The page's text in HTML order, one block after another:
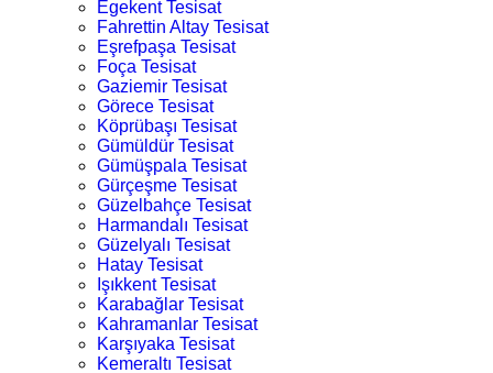
Egekent Tesisat
Fahrettin Altay Tesisat
Eşrefpaşa Tesisat
Foça Tesisat
Gaziemir Tesisat
Görece Tesisat
Köprübaşı Tesisat
Gümüldür Tesisat
Gümüşpala Tesisat
Gürçeşme Tesisat
Güzelbahçe Tesisat
Harmandalı Tesisat
Güzelyalı Tesisat
Hatay Tesisat
Işıkkent Tesisat
Karabağlar Tesisat
Kahramanlar Tesisat
Karşıyaka Tesisat
Kemeraltı Tesisat